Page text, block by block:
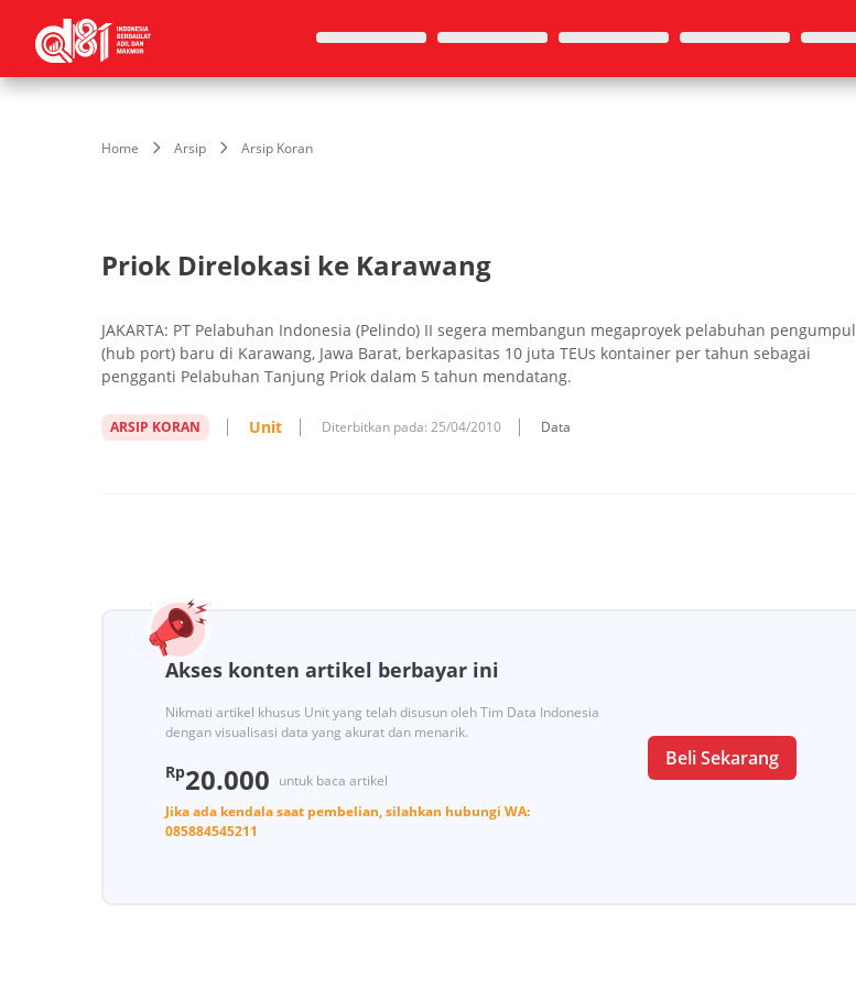
Home Arsip Arsip Koran
Priok Direlokasi ke Karawang
JAKARTA: PT Pelabuhan Indonesia (Pelindo) II segera membangun megaproyek pelabuhan pengumpul
(hub port) baru di Karawang, Jawa Barat, berkapasitas 10 juta TEUs kontainer per tahun sebagai
pengganti Pelabuhan Tanjung Priok dalam 5 tahun mendatang.
ARSIP KORAN Unit Diterbitkan pada: 25/04/2010 Data
Akses konten artikel berbayar ini
Nikmati artikel khusus Unit yang telah disusun oleh Tim Data Indonesia
dengan visualisasi data yang akurat dan menarik.
Rp20.000 untuk baca artikel
Jika ada kendala saat pembelian, silahkan hubungi WA:
085884545211
Beli Sekarang